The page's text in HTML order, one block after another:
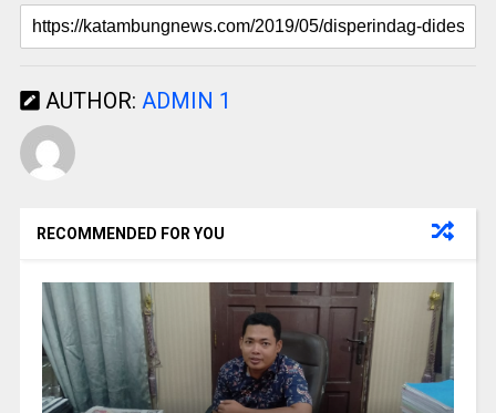
AUTHOR: ADMIN 1
RECOMMENDED FOR YOU